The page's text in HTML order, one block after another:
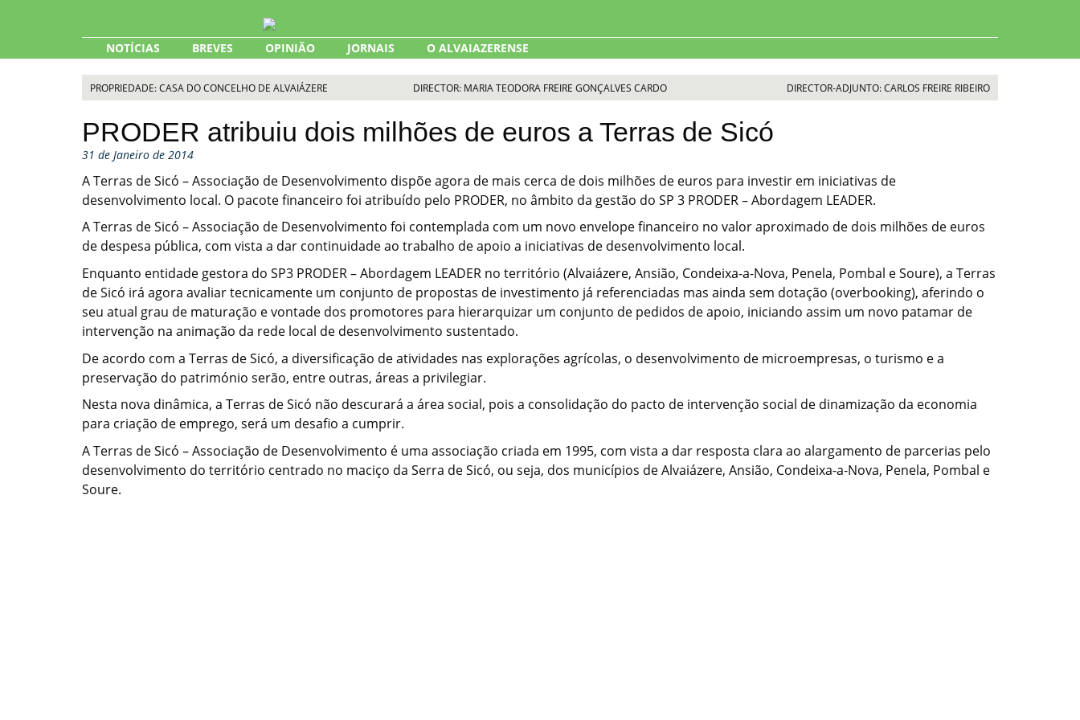
NOTÍCIAS BREVES OPINIÃO JORNAIS O ALVAIAZERENSE
PROPRIEDADE: CASA DO CONCELHO DE ALVAIÁZERE DIRECTOR: MARIA TEODORA FREIRE GONÇALVES CARDO DIRECTOR-ADJUNTO: CARLOS FREIRE RIBEIRO
PRODER atribuiu dois milhões de euros a Terras de Sicó
31 de Janeiro de 2014
A Terras de Sicó – Associação de Desenvolvimento dispõe agora de mais cerca de dois milhões de euros para investir em iniciativas de
desenvolvimento local. O pacote financeiro foi atribuído pelo PRODER, no âmbito da gestão do SP 3 PRODER – Abordagem LEADER.
A Terras de Sicó – Associação de Desenvolvimento foi contemplada com um novo envelope financeiro no valor aproximado de dois milhões de euros
de despesa pública, com vista a dar continuidade ao trabalho de apoio a iniciativas de desenvolvimento local.
Enquanto entidade gestora do SP3 PRODER – Abordagem LEADER no território (Alvaiázere, Ansião, Condeixa-a-Nova, Penela, Pombal e Soure), a Terras
de Sicó irá agora avaliar tecnicamente um conjunto de propostas de investimento já referenciadas mas ainda sem dotação (overbooking), aferindo o
seu atual grau de maturação e vontade dos promotores para hierarquizar um conjunto de pedidos de apoio, iniciando assim um novo patamar de
intervenção na animação da rede local de desenvolvimento sustentado.
De acordo com a Terras de Sicó, a diversificação de atividades nas explorações agrícolas, o desenvolvimento de microempresas, o turismo e a
preservação do património serão, entre outras, áreas a privilegiar.
Nesta nova dinâmica, a Terras de Sicó não descurará a área social, pois a consolidação do pacto de intervenção social de dinamização da economia
para criação de emprego, será um desafio a cumprir.
A Terras de Sicó – Associação de Desenvolvimento é uma associação criada em 1995, com vista a dar resposta clara ao alargamento de parcerias pelo
desenvolvimento do território centrado no maciço da Serra de Sicó, ou seja, dos municípios de Alvaiázere, Ansião, Condeixa-a-Nova, Penela, Pombal e
Soure.